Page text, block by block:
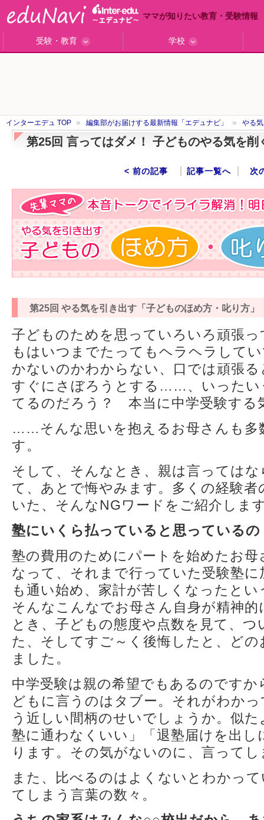
ママが知りたい教育・受験情報
受験・教育
学校
インターエデュ TOP 編集部がお届けする最新情報「エデュナビ」 やる
第25回 言ってはダメ！ 子どものやる気を削
< 前の記事 記事一覧へ 次
第25回 やる気を引き出す「子どものほめ方・叱り方」
子どものためを思っていろいろ頑張
もはいつまでたってもヘラヘラして
かないのかわからない、口では頑張
すぐにさぼろうとする……、いったい
てるのだろう？ 本当に中学受験する
……そんな思いを抱えるお母さんも多
す。
そして、そんなとき、親は言っては
て、あとで悔やみます。多くの経験
いた、そんなNGワードをご紹介しま
塾にいくら払っていると思っているの
塾の費用のためにパートを始めたお
なって、それまで行っていた受験塾
も通い始め、家計が苦しくなったと
そんなこんなでお母さん自身が精神
とき、子どもの態度や点数を見て、
た、そしてすご～く後悔したと、ど
ました。
中学受験は親の希望でもあるのです
どもに言うのはタブー。それがわか
う近しい間柄のせいでしょうか。似
塾に通わなくいい」「退塾届けを出
ります。その気がないのに、言って
また、比べるのはよくないとわかっ
てしまう言葉の数々。